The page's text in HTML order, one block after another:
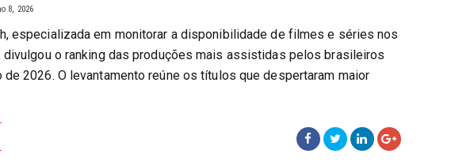
8, 2026
especializada em monitorar a disponibilidade de filmes e séries nos
o ranking das produções mais assistidas pelos brasileiros
de 2026. O levantamento reúne os títulos que despertaram maior